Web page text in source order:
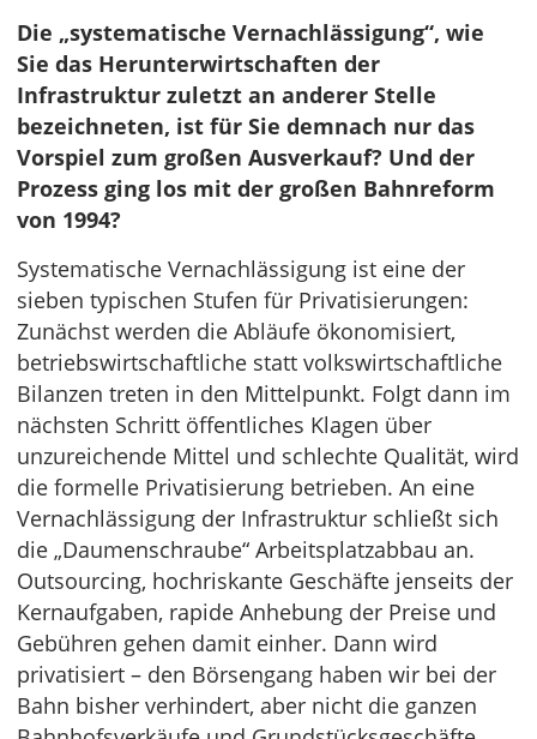
Die „systematische Vernachlässigung“, wie
Sie das Herunterwirtschaften der
Infrastruktur zuletzt an anderer Stelle
bezeichneten, ist für Sie demnach nur das
Vorspiel zum großen Ausverkauf? Und der
Prozess ging los mit der großen Bahnreform
von 1994?
Systematische Vernachlässigung ist eine der
sieben typischen Stufen für Privatisierungen:
Zunächst werden die Abläufe ökonomisiert,
betriebswirtschaftliche statt volkswirtschaftliche
Bilanzen treten in den Mittelpunkt. Folgt dann im
nächsten Schritt öffentliches Klagen über
unzureichende Mittel und schlechte Qualität, wird
die formelle Privatisierung betrieben. An eine
Vernachlässigung der Infrastruktur schließt sich
die „Daumenschraube“ Arbeitsplatzabbau an.
Outsourcing, hochriskante Geschäfte jenseits der
Kernaufgaben, rapide Anhebung der Preise und
Gebühren gehen damit einher. Dann wird
privatisiert – den Börsengang haben wir bei der
Bahn bisher verhindert, aber nicht die ganzen